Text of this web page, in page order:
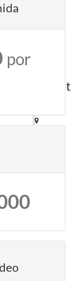
89118
Banquet
por